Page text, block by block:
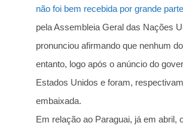
não foi bem recebida por grande
pela Assembleia Geral das Nações
pronunciou afirmando que nenhum
entanto, logo após o anúncio do
Estados Unidos e foram,
embaixada.
Em relação ao Paraguai, já em abril,